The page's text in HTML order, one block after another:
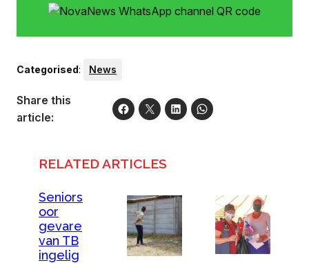
Categorised: News
Share this
article:
RELATED ARTICLES
Seniors
oor
gevare
van TB
ingelig